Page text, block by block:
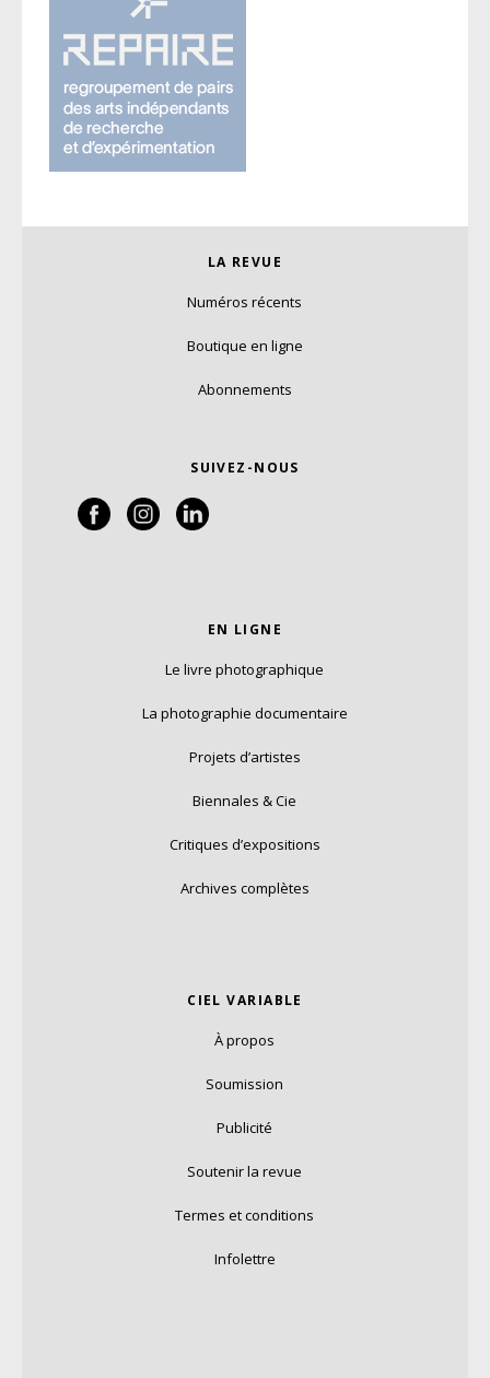
LA REVUE
Numéros récents
Boutique en ligne
Abonnements
SUIVEZ-NOUS
EN LIGNE
Le livre photographique
La photographie documentaire
Projets d’artistes
Biennales & Cie
Critiques d’expositions
Archives complètes
CIEL VARIABLE
À propos
Soumission
Publicité
Soutenir la revue
Termes et conditions
Infolettre